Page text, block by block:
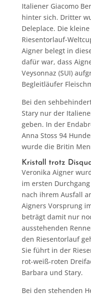
Italiener Giacomo
hinter sich. Dritter
Deleplace. Die
Riesentorlauf-
Aigner belegt in
dafür war, dass
Veysonnaz (SUI)
Begleitläufer
Bei den
Stary nur der
geben. In der
Anna Stoss 94
wurde die Britin
Kristall trotz
Veronika Aigner
im ersten
nach ihrem Ausfall
Aigners Vorsprung
beträgt damit nur
ausstehenden
den Riesentorlauf
Sie führt in der
rot-weiß-roten
Barbara und Stary.
Bei den stehenden